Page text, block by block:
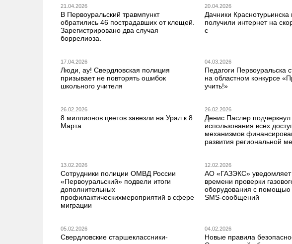
21.04.2026
В Первоуральский травмпункт
обратились 46 пострадавших от клещей.
Зарегистрировано два случая
боррелиоза.
20.04.2026
Дачники Краснотурьинска
получили интернет на
с
17.04.2026
Люди, ау! Свердловская полиция
призывает не повторять ошибок
школьного учителя
04.03.2026
Педагоги Первоуральска
на областном конкурсе
учить!»
26.02.2026
8 миллионов цветов завезли на Урал к 8
Марта
26.02.2026
Денис Паслер подчеркнул
использования всех
механизмов
развития региональной
13.02.2026
Сотрудники полиции ОМВД России
«Первоуральский» подвели итоги
дополнительных
профилактическихмероприятий в сфере
миграции
12.02.2026
АО «ГАЗЭКС» уведомляет
времени проверки
оборудования с помощью
SMS-сообщений
05.02.2026
Свердловские старшеклассники-
04.02.2026
Новые правила